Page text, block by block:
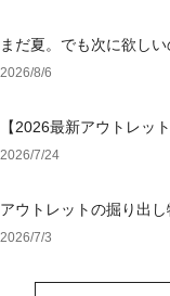
まだ夏。でも次に欲し
2026/8/6
【2026最新アウトレッ
F！おすすめサンダル特集
2026/7/24
アウトレットの掘り出
2026/7/3